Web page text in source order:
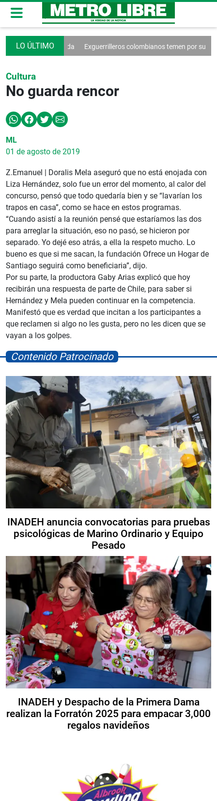
la tercera ronda Exguerrilleros colombianos temen por su futuro
Cultura
No guarda rencor
ML
01 de agosto de 2019
Z.Emanuel | Doralis Mela aseguró que no está enojada con
Liza Hernández, solo fue un error del momento, al calor del
concurso, pensó que todo quedaría bien y se “lavarían los
trapos en casa”, como se hace en estos programas.
“Cuando asistí a la reunión pensé que estaríamos las dos
para arreglar la situación, eso no pasó, se hicieron por
separado. Yo dejé eso atrás, a ella la respeto mucho. Lo
bueno es que si me sacan, la fundación Ofrece un Hogar de
Santiago seguirá como beneficiaria”, dijo.
Por su parte, la productora Gaby Arias explicó que hoy
recibirán una respuesta de parte de Chile, para saber si
Hernández y Mela pueden continuar en la competencia.
Manifestó que es verdad que incitan a los participantes a
que reclamen si algo no les gusta, pero no les dicen que se
vayan a los golpes.
Contenido Patrocinado
INADEH anuncia convocatorias para pruebas
psicológicas de Marino Ordinario y Equipo
Pesado
INADEH y Despacho de la Primera Dama
realizan la Forratón 2025 para empacar 3,000
regalos navideños